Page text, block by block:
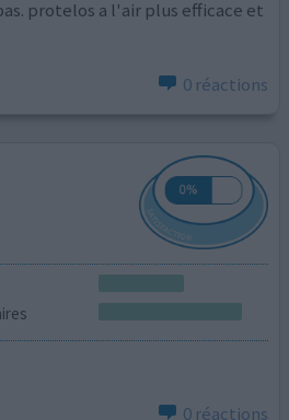
protelos a l'air plus efficace et
0 réactions
0 réactions